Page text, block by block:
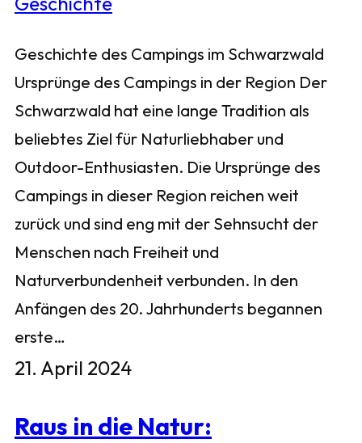
Geschichte des Campings im Schwarzwald
Ursprünge des Campings in der Region Der
Schwarzwald hat eine lange Tradition als
beliebtes Ziel für Naturliebhaber und
Outdoor-Enthusiasten. Die Ursprünge des
Campings in dieser Region reichen weit
zurück und sind eng mit der Sehnsucht der
Menschen nach Freiheit und
Naturverbundenheit verbunden. In den
Anfängen des 20. Jahrhunderts begannen
erste…
21. April 2024
Raus in die Natur: